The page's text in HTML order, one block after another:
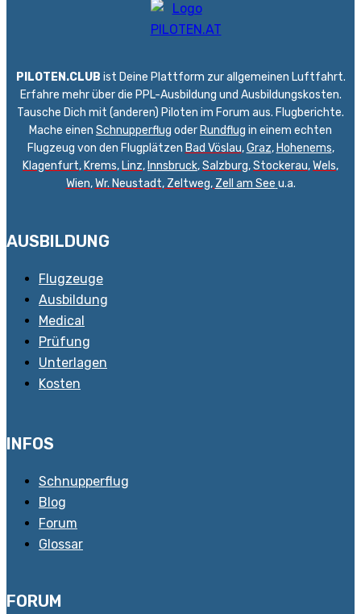
PILOTEN.CLUB ist Deine Plattform zur allgemeinen Luftfahrt.
Erfahre mehr über die PPL-Ausbildung und Ausbildungskosten.
Tausche Dich mit (anderen) Piloten im Forum aus. Flugberichte.
Mache einen Schnupperflug oder Rundflug in einem echten
Flugzeug von den Flugplätzen Bad Vöslau,Graz, Hohenems,
Klagenfurt, Krems, Linz, Innsbruck,Salzburg,Stockerau,Wels,
Wien,Wr. Neustadt, Zeltweg, Zell am See u.a.
AUSBILDUNG
Flugzeuge
Ausbildung
Medical
Prüfung
Unterlagen
Kosten
INFOS
Schnupperflug
Blog
Forum
Glossar
FORUM